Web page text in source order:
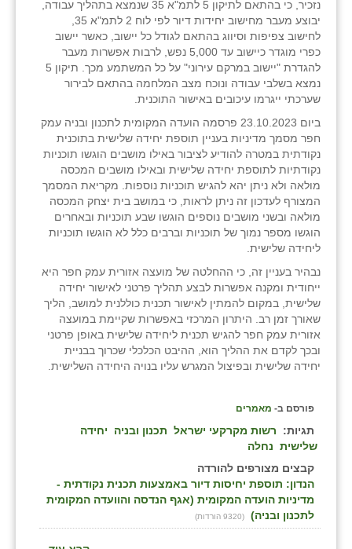
נזכיר, כי בהתאם לתיקון 5 לתמ"א 35 שנמצא בתהליך עבודה,
יבוצע מעבר מחישוב יחידות דיור לפי לוח 2 לתמ"א 35,
לחישוב צפיפות וסיווג בהתאם לגודל כל יישוב, כאשר יישוב
כפרי מוגדר כיישוב עד 5,000 נפש, לרבות אפשרות מעבר
להגדרת "יישוב במרקם עירוני" על כל המשתמע מכך. תיקון 5
נמצא בשלבי עבודה ונוכח מצב המלחמה בהתאם לבירור
שערכתי ייגרמו עיכובים באישור התוכנית.
ביום 23.10.2023 פרסמה הועדה המקומית לתכנון ובניה עמק
חפר מסמך מדיניות בעניין תוספת יחידה שלישית בתוכנית
נקודתית במטרה להודיע לציבור באילו מושבים הוגשו תוכניות
נקודתיות לתוספת יחידה שלישית ובאילו מושבים המכסה
מולאה ולא ניתן יהא להגיש תוכניות נוספות. מקריאת המסמך
המצורף לעדכון זה ניתן לראות, כי במושב בית יצחק המכסה
מולאה ובשני מושבים נוספים הוגשו שבע תוכניות ובאחרים
הוגשו מספר נמוך של תוכניות וברבים כלל לא הוגשו תוכניות
ליחידה שלישית.
נבהיר בעניין זה, כי ההחלטה של מועצה אזורית עמק חפר היא
ייחודית ומקנה אפשרות לבצע תהליך פרטני לאישור יחידה
שלישית, במקום להמתין לאישור תכנית כוללנית למושב, הליך
שאורך זמן רב. היתרון המרכזי באפשרות שקיימת במועצה
אזורית עמק חפר להגיש תכנית ליחידה שלישית באופן פרטני
ובכך לקדם את ההליך הוא, ההיבט הכלכלי שכרוך בבניית
יחידה שלישית ובפיצול המגרש עליו בנויה היחידה השלישית.
פורסם ב- מאמרים
תגיות: רשות מקרקעי ישראל תכנון ובניה
יחידה
שלישית נחלה
קבצים מצורפים להורדה
הנדון: תוספת יחיסות דיור באמצעות תכנית נקודתית -
מדיניות הועדה המקומית (אגף הנדסה והוועדה המקומית
לתכנון ובניה)
(9320 הורדות)